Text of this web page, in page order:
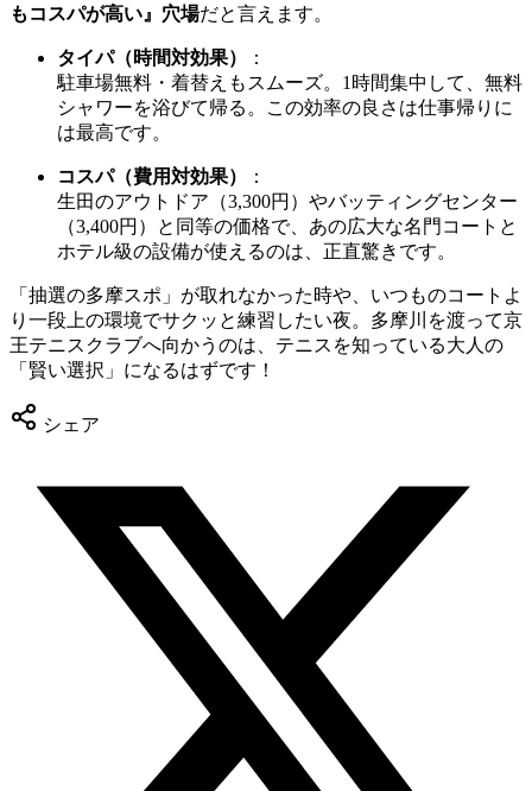
もコスパが高い』穴場だと言えます。
タイパ（時間対効果）
：
駐車場無料・着替えもスムーズ。1時間集中して、無料
シャワーを浴びて帰る。この効率の良さは仕事帰りに
は最高です。
コスパ（費用対効果）
：
生田のアウトドア（3,300円）やバッティングセンター
（3,400円）と同等の価格で、あの広大な名門コートと
ホテル級の設備が使えるのは、正直驚きです。
「抽選の多摩スポ」が取れなかった時や、いつものコートよ
り一段上の環境でサクッと練習したい夜。多摩川を渡って京
王テニスクラブへ向かうのは、テニスを知っている大人の
「賢い選択」になるはずです！
シェア